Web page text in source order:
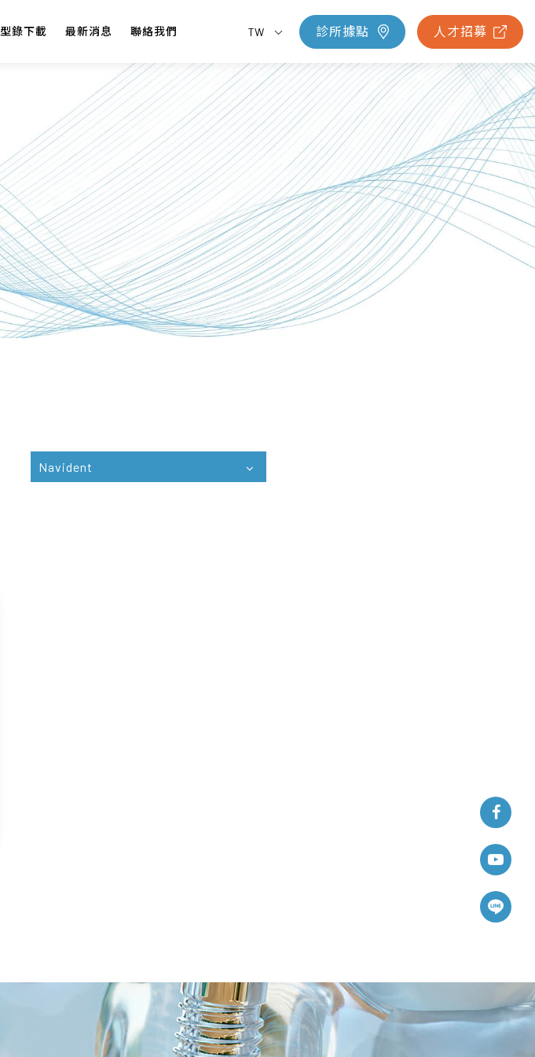
型錄下載 最新消息 聯絡我們 TW 診所據點 人才招募
Navident